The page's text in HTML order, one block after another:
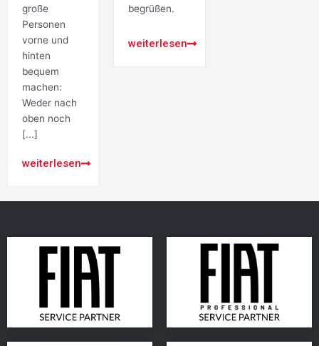
große
Personen
vorne und
hinten
bequem
machen:
Weder nach
oben noch
[...]
weiterlesen
begrüßen.
weiterlesen